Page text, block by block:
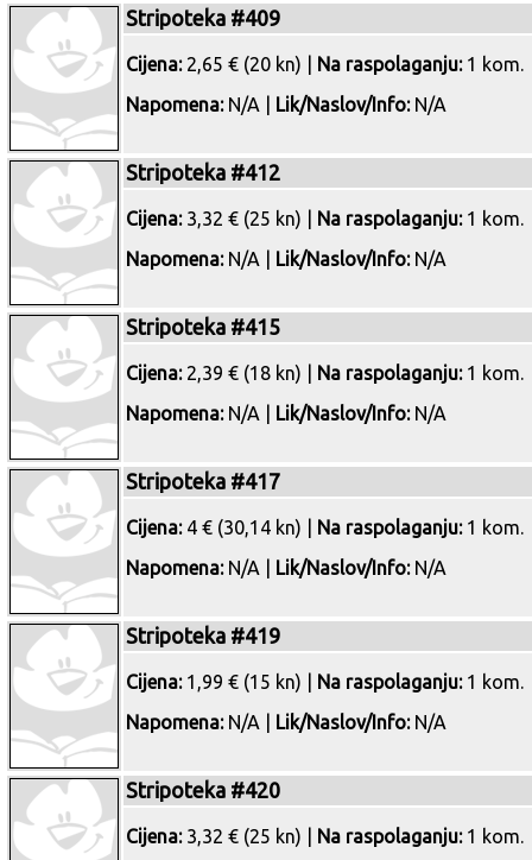
Stripoteka #409
Cijena:2,65 € (20 kn) | Na raspolaganju:1 kom.
Napomena:N/A | Lik/Naslov/Info:N/A
Stripoteka #412
Cijena:3,32 € (25 kn) | Na raspolaganju:1 kom.
Napomena:N/A | Lik/Naslov/Info:N/A
Stripoteka #415
Cijena:2,39 € (18 kn) | Na raspolaganju:1 kom.
Napomena:N/A | Lik/Naslov/Info:N/A
Stripoteka #417
Cijena:4 € (30,14 kn) | Na raspolaganju:1 kom.
Napomena:N/A | Lik/Naslov/Info:N/A
Stripoteka #419
Cijena:1,99 € (15 kn) | Na raspolaganju:1 kom.
Napomena:N/A | Lik/Naslov/Info:N/A
Stripoteka #420
Cijena:3,32 € (25 kn) | Na raspolaganju:1 kom.